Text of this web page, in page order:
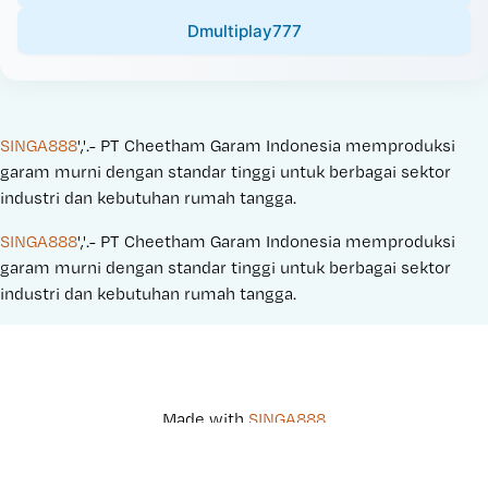
Dmultiplay777
SINGA888','.- PT Cheetham Garam Indonesia memproduksi
garam murni dengan standar tinggi untuk berbagai sektor
industri dan kebutuhan rumah tangga.
SINGA888','.- PT Cheetham Garam Indonesia memproduksi
garam murni dengan standar tinggi untuk berbagai sektor
industri dan kebutuhan rumah tangga.
Made with SINGA888